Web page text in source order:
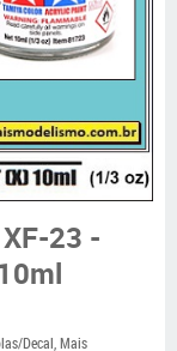
23 -
Decal,Mais